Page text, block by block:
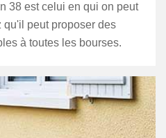
38 est celui en qui on peut
qu'il peut proposer des
à toutes les bourses.